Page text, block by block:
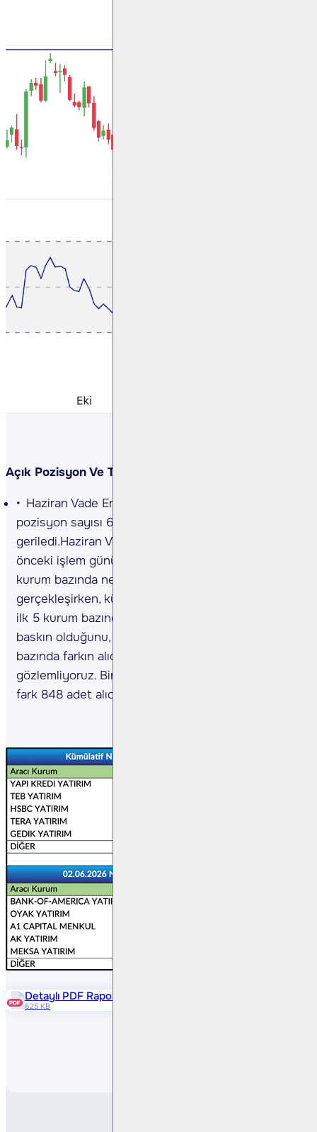
Açık Pozisyon Ve Takas Değişimi
Haziran Vade Endeks Sözleşmesinde açık
pozisyon sayısı 667 azalışla 476.808 adete
geriledi.Haziran Vade Endeks Sözleşmesinde
önceki işlem gününde gerçekleşen işlemlerde ilk 5
kurum bazında nette 3.377 adet alış
gerçekleşirken, kümülatif net pozisyonlar tarafında
ilk 5 kurum bazında 8.357 adet fark ile alışların
baskın olduğunu, önceki güne göre ilk 5 kurum
bazında farkın alıcılar lehine arttığını
gözlemliyoruz. Bir önceki gün ilk 5 kurum bazında
fark 848 adet alıcılar lehineydi.
Detaylı PDF Raporu
625 KB